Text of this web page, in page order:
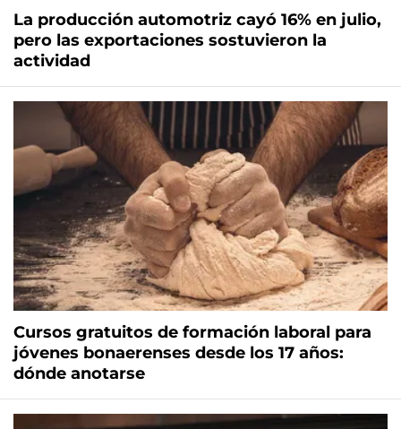
La producción automotriz cayó 16% en julio,
pero las exportaciones sostuvieron la
actividad
Cursos gratuitos de formación laboral para
jóvenes bonaerenses desde los 17 años:
dónde anotarse